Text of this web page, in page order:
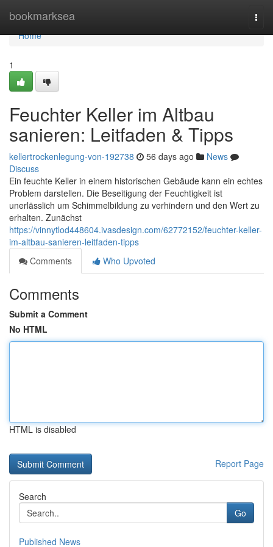
bookmarksea
Home
Home
1
Feuchter Keller im Altbau
sanieren: Leitfaden & Tipps
kellertrockenlegung-von-192738 56 days ago
News
Discuss
Ein feuchte Keller in einem historischen Gebäude kann ein echtes
Problem darstellen. Die Beseitigung der Feuchtigkeit ist
unerlässlich um Schimmelbildung zu verhindern und den Wert zu
erhalten. Zunächst
https://vinnytlod448604.ivasdesign.com/62772152/feuchter-keller-
im-altbau-sanieren-leitfaden-tipps
Comments
Who Upvoted
Comments
Submit a Comment
No HTML
HTML is disabled
Report Page
Search
Go
Published News